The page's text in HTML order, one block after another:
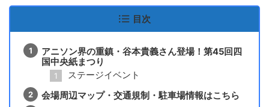
目次
アニソン界の重鎮・谷本貴義さん登場！第45回四
国中央紙まつり
ステージイベント
会場周辺マップ・交通規制・駐車場情報はこちら